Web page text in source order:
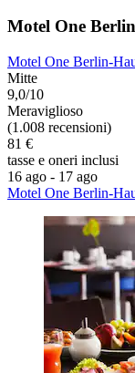
Motel One
Motel One Berlin-
Mitte
9,0/10
Meraviglioso
(1.008 recensioni)
81 €
tasse e oneri inclusi
16 ago - 17 ago
Motel One Berlin-